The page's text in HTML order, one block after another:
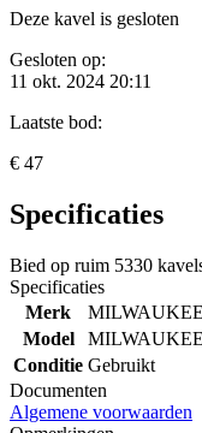
Deze kavel is gesloten
Gesloten op:
11 okt. 2024 20:11
Laatste bod:
€ 47
Specificaties
Bied op ruim 5330
Specificaties
Merk
MILWAUKEE
Model
Conditie Gebruikt
Documenten
Algemene voorwaarden